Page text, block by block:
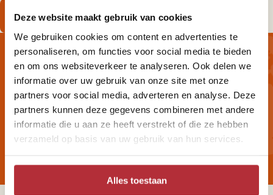
Deze website maakt gebruik van cookies
We gebruiken cookies om content en advertenties te
personaliseren, om functies voor social media te bieden
en om ons websiteverkeer te analyseren. Ook delen we
informatie over uw gebruik van onze site met onze
partners voor social media, adverteren en analyse. Deze
partners kunnen deze gegevens combineren met andere
informatie die u aan ze heeft verstrekt of die ze hebben
verzameld op basis van uw gebruik van hun services.
Alles toestaan
Bekijk onze individuele rondreizen
Wil jij altijd als eerste op de
hoogte zijn van onze Riksja
Reisnieuwtjes?